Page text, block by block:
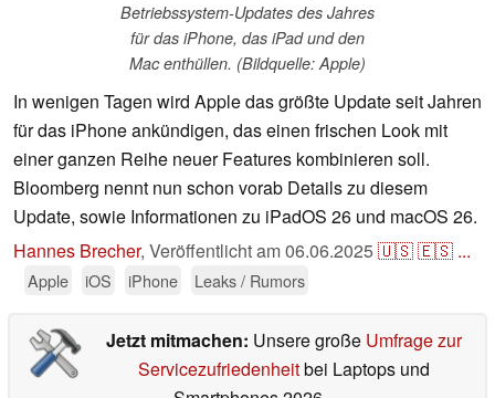
Betriebssystem-Updates des Jahres
für das iPhone, das iPad und den
Mac enthüllen. (Bildquelle: Apple)
In wenigen Tagen wird Apple das größte Update seit Jahren
für das iPhone ankündigen, das einen frischen Look mit
einer ganzen Reihe neuer Features kombinieren soll.
Bloomberg nennt nun schon vorab Details zu diesem
Update, sowie Informationen zu iPadOS 26 und macOS 26.
Hannes Brecher, Veröffentlicht am06.06.2025🇺🇸🇪🇸 ...
Apple iOS iPhone Leaks / Rumors
Jetzt mitmachen: Unsere große Umfrage zur
Servicezufriedenheitbei Laptops und